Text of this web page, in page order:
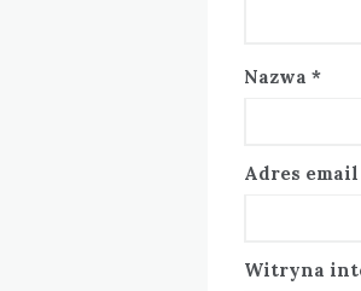
Nazwa *
Adres email
Witryna